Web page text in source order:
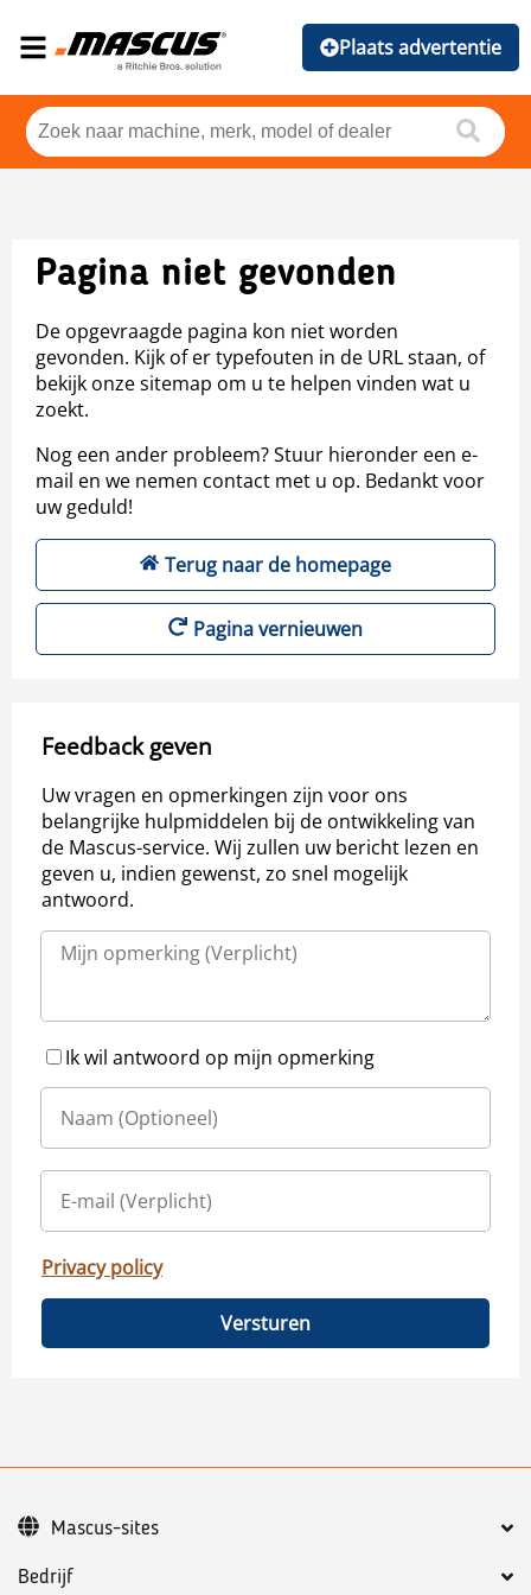
Plaats advertentie
Pagina niet gevonden
De opgevraagde pagina kon niet worden
gevonden. Kijk of er typefouten in de URL staan, of
bekijk onze sitemap om u te helpen vinden wat u
zoekt.
Nog een ander probleem? Stuur hieronder een e-
mail en we nemen contact met u op. Bedankt voor
uw geduld!
Terug naar de homepage
Pagina vernieuwen
Feedback geven
Uw vragen en opmerkingen zijn voor ons
belangrijke hulpmiddelen bij de ontwikkeling van
de Mascus-service. Wij zullen uw bericht lezen en
geven u, indien gewenst, zo snel mogelijk
antwoord.
Ik wil antwoord op mijn opmerking
Privacy policy
Versturen
Bedrijf
Mascus-sites